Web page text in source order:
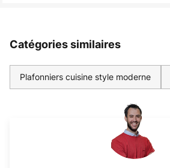
Catégories similaires
Plafonniers cuisine style moderne